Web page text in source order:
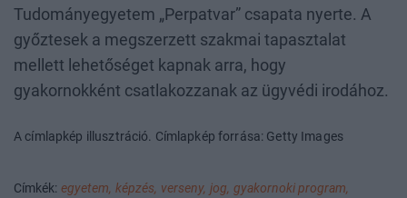
Tudományegyetem „Perpatvar” csapata nyerte. A
győztesek a megszerzett szakmai tapasztalat
mellett lehetőséget kapnak arra, hogy
gyakornokként csatlakozzanak az ügyvédi irodához.
A címlapkép illusztráció. Címlapkép forrása: Getty Images
Címkék: egyetem, képzés, verseny, jog, gyakornoki program,